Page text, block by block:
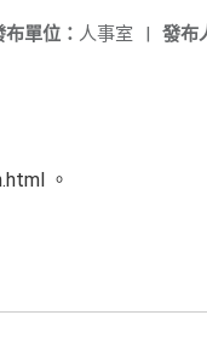
發布
布單位： 人事室 |
。